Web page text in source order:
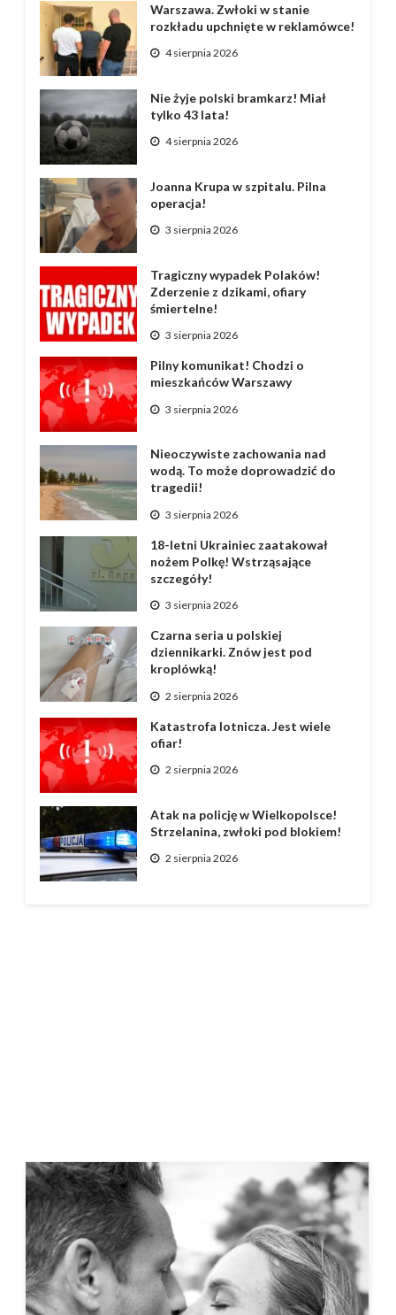
Warszawa. Zwłoki w stanie
rozkładu upchnięte w reklamówce!
4 sierpnia 2026
Nie żyje polski bramkarz! Miał
tylko 43 lata!
4 sierpnia 2026
Joanna Krupa w szpitalu. Pilna
operacja!
3 sierpnia 2026
Tragiczny wypadek Polaków!
Zderzenie z dzikami, ofiary
śmiertelne!
3 sierpnia 2026
Pilny komunikat! Chodzi o
mieszkańców Warszawy
3 sierpnia 2026
Nieoczywiste zachowania nad
wodą. To może doprowadzić do
tragedii!
3 sierpnia 2026
18-letni Ukrainiec zaatakował
nożem Polkę! Wstrząsające
szczegóły!
3 sierpnia 2026
Czarna seria u polskiej
dziennikarki. Znów jest pod
kroplówką!
2 sierpnia 2026
Katastrofa lotnicza. Jest wiele
ofiar!
2 sierpnia 2026
Atak na policję w Wielkopolsce!
Strzelanina, zwłoki pod blokiem!
2 sierpnia 2026